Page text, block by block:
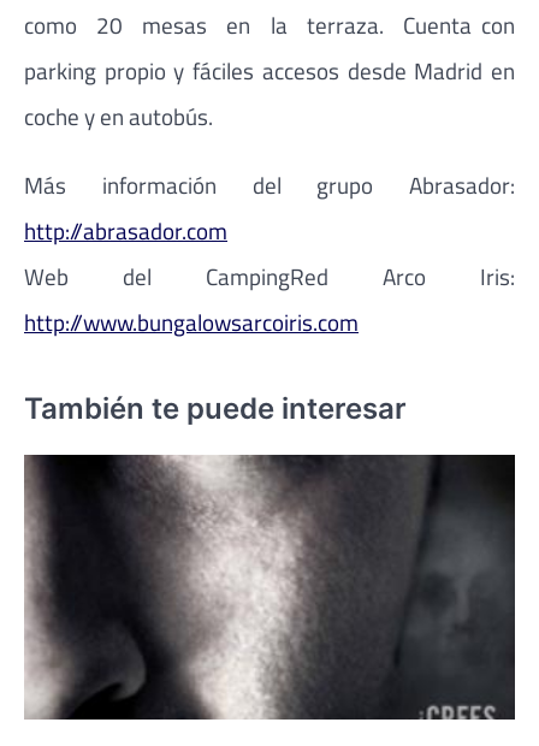
como 20 mesas en la terraza. Cuenta con
parking propio y fáciles accesos desde Madrid en
coche y en autobús.
Más información del grupo Abrasador:
http://abrasador.com
Web del CampingRed Arco Iris:
http://www.bungalowsarcoiris.com
También te puede interesar